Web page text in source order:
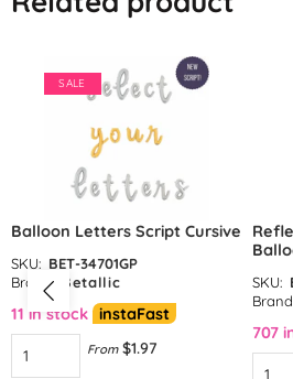
SALE
Balloon Letters Script Cursive
SKU: BET-34701GP
Brand:
Betallic
11 in stock instaFast
From $1.97
SKU:
707